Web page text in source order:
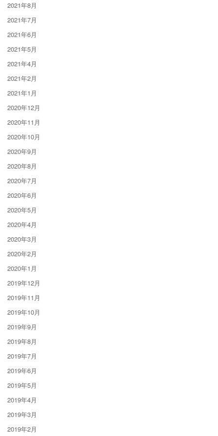
2021年8月
2021年7月
2021年6月
2021年5月
2021年4月
2021年2月
2021年1月
2020年12月
2020年11月
2020年10月
2020年9月
2020年8月
2020年7月
2020年6月
2020年5月
2020年4月
2020年3月
2020年2月
2020年1月
2019年12月
2019年11月
2019年10月
2019年9月
2019年8月
2019年7月
2019年6月
2019年5月
2019年4月
2019年3月
2019年2月